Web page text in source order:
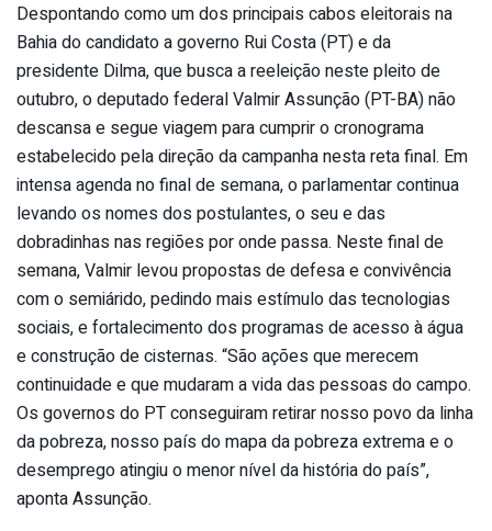
Despontando como um dos principais cabos eleitorais na
Bahia do candidato a governo Rui Costa (PT) e da
presidente Dilma, que busca a reeleição neste pleito de
outubro, o deputado federal Valmir Assunção (PT-BA) não
descansa e segue viagem para cumprir o cronograma
estabelecido pela direção da campanha nesta reta final. Em
intensa agenda no final de semana, o parlamentar continua
levando os nomes dos postulantes, o seu e das
dobradinhas nas regiões por onde passa. Neste final de
semana, Valmir levou propostas de defesa e convivência
com o semiárido, pedindo mais estímulo das tecnologias
sociais, e fortalecimento dos programas de acesso à água
e construção de cisternas. “São ações que merecem
continuidade e que mudaram a vida das pessoas do campo.
Os governos do PT conseguiram retirar nosso povo da linha
da pobreza, nosso país do mapa da pobreza extrema e o
desemprego atingiu o menor nível da história do país”,
aponta Assunção.